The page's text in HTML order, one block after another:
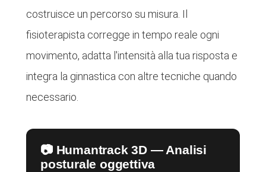
costruisce un percorso su misura. Il
fisioterapista corregge in tempo reale ogni
movimento, adatta l'intensità alla tua risposta e
integra la ginnastica con altre tecniche quando
necessario.
📷 Humantrack 3D — Analisi
posturale oggettiva